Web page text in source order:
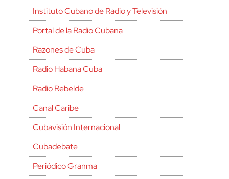
Instituto Cubano de Radio y Televisión
Portal de la Radio Cubana
Razones de Cuba
Radio Habana Cuba
Radio Rebelde
Canal Caribe
Cubavisión Internacional
Cubadebate
Periódico Granma